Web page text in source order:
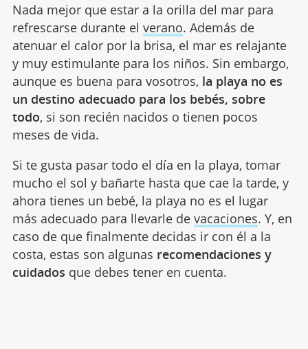
Nada mejor que estar a la orilla del mar para
refrescarse durante el verano. Además de
atenuar el calor por la brisa, el mar es relajante
y muy estimulante para los niños. Sin embargo,
aunque es buena para vosotros, la playa no es
un destino adecuado para los bebés, sobre
todo, si son recién nacidos o tienen pocos
meses de vida.
Si te gusta pasar todo el día en la playa, tomar
mucho el sol y bañarte hasta que cae la tarde, y
ahora tienes un bebé, la playa no es el lugar
más adecuado para llevarle de vacaciones. Y, en
caso de que finalmente decidas ir con él a la
costa, estas son algunas recomendaciones y
cuidados que debes tener en cuenta.